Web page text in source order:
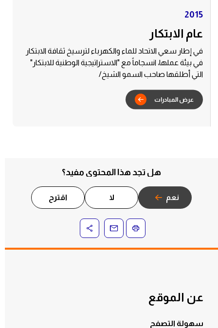
2015
عام الابتكار
في إطار سعي الاتحاد للماء والكهرباء لترسيخ ثقافة الابتكار
في بيئة عملها، انسجاماً مع "الاستراتيجية الوطنية للابتكار"
التي أطلقها صاحب السمو الشيخ/
هل تجد هذا المحتوى مفيد؟
نعم لا اقترح
عن الموقع
سهولة التصفح